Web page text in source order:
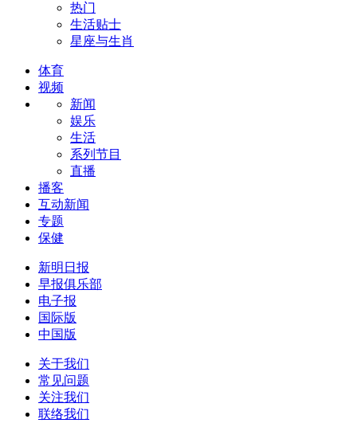
热门
生活贴士
星座与生肖
体育
视频
新闻
娱乐
生活
系列节目
直播
播客
互动新闻
专题
保健
新明日报
早报俱乐部
电子报
国际版
中国版
关于我们
常见问题
关注我们
联络我们